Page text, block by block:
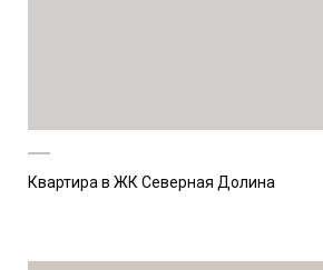
Квартира в ЖК Северная Долина